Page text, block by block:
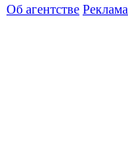
Об агентстве Реклама